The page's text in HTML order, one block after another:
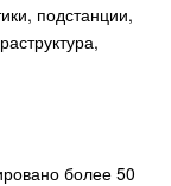
подстанции,
более 50